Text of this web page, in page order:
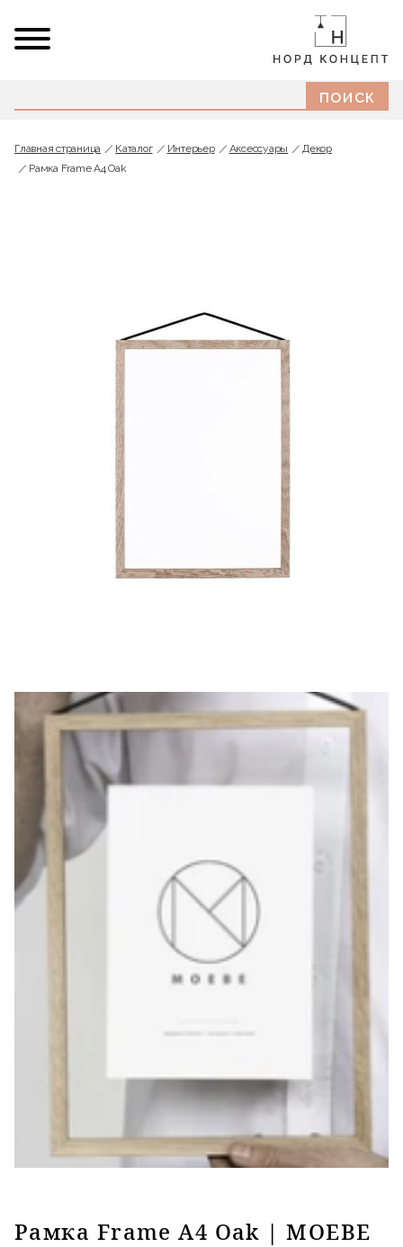
Главная страница Каталог Интерьер Аксессуары
Декор
Рамка Frame A4 Oak
Рамка Frame A4 Oak | MOEBE